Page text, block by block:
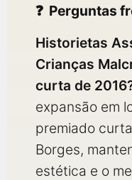
Perguntas
Historietas
Crianças
curta de
expansão em
premiado
Borges,
estética e o